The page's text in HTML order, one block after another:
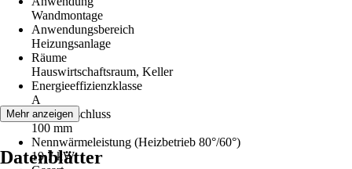
Wandmontage
Anwendungsbereich
Heizungsanlage
Räume
Hauswirtschaftsraum, Keller
Energieeffizienzklasse
A
Abgasanschluss
100 mm
Nennwärmeleistung (Heizbetrieb 80°/60°)
19,7 kW
Mehr anzeigen
Datenblätter